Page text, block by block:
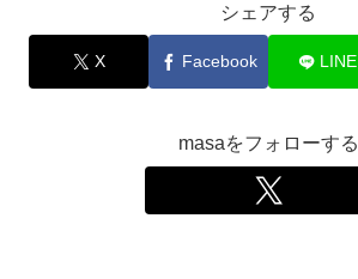
シェアする
X Facebook LINE
masaをフォローする